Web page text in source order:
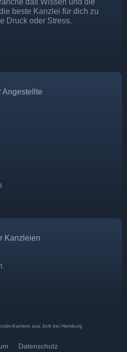
das Wissen und die
beste Kanzlei für dich zu
Druck oder Stress.
Angestellte
Kanzleien
Karriere aus Jork bei Hamburg
Datenschutz